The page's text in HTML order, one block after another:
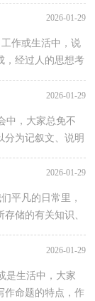
2026-01-29
作或生活中，说
，经过人的思想考
知道...
2026-01-29
中，大家总免不
分为记叙文、说明
2026-01-29
平凡的日常里，
储的有关知识、
2026-01-29
是生活中，大家
作命题的特点，作